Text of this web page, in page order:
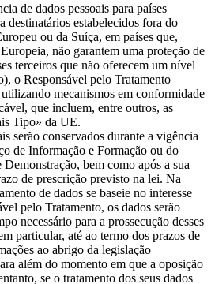
de dados pessoais para países
destinatários estabelecidos fora do
ou da Suíça, em países que,
não garantem uma proteção de
terceiros que não oferecem um nível
o Responsável pelo Tratamento
utilizando mecanismos em conformidade
que incluem, entre outros, as
Tipo» da UE.
serão conservados durante a vigência
de Informação e Formação ou do
bem como após a sua
de prescrição previsto na lei. Na
de dados se baseie no interesse
pelo Tratamento, os dados serão
necessário para a prossecução desses
particular, até ao termo dos prazos de
ao abrigo da legislação
além do momento em que a oposição
se o tratamento dos seus dados